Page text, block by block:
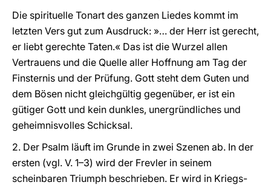
Die spirituelle Tonart des ganzen Liedes kommt im
letzten Vers gut zum Ausdruck: »… der Herr ist gerecht,
er liebt gerechte Taten.« Das ist die Wurzel allen
Vertrauens und die Quelle aller Hoffnung am Tag der
Finsternis und der Prüfung. Gott steht dem Guten und
dem Bösen nicht gleichgültig gegenüber, er ist ein
gütiger Gott und kein dunkles, unergründliches und
geheimnisvolles Schicksal.
2. Der Psalm läuft im Grunde in zwei Szenen ab. In der
ersten (vgl. V. 1–3) wird der Frevler in seinem
scheinbaren Triumph beschrieben. Er wird in Kriegs-